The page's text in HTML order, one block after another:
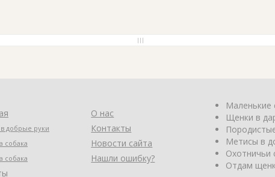
добрые руки
собака
собака
О нас
Контакты
Новости сайта
Нашли ошибку?
Маленькие
Щенки в
Метисы в
Охотничьи
Отдам